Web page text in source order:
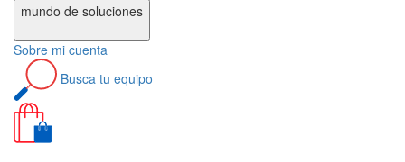
mundo de soluciones
Sobre mi cuenta
Busca tu equipo